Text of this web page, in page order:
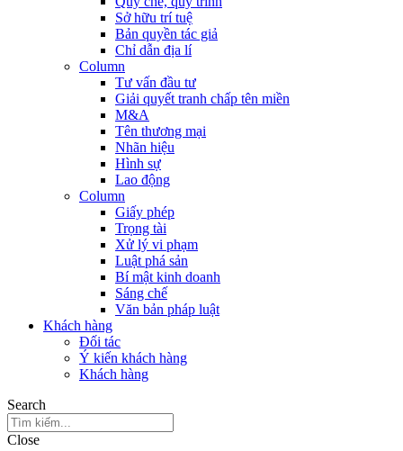
Sở hữu trí tuệ
Bản quyền tác giả
Chỉ dẫn địa lí
Column
Tư vấn đầu tư
Giải quyết tranh chấp tên miền
M&A
Tên thương mại
Nhãn hiệu
Hình sự
Lao động
Column
Giấy phép
Trọng tài
Xử lý vi phạm
Luật phá sản
Bí mật kinh doanh
Sáng chế
Văn bản pháp luật
Khách hàng
Đối tác
Ý kiến khách hàng
Khách hàng
Search
Close